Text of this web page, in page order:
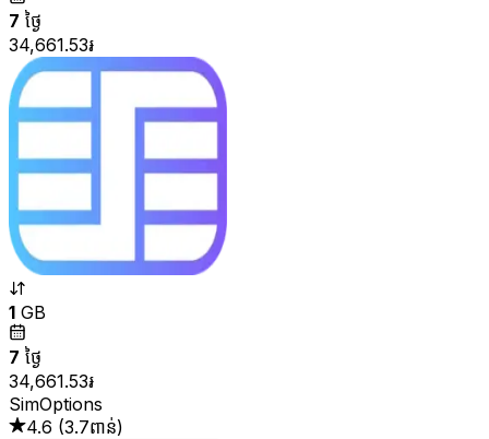
7 ថ្ងៃ
34,661.53៛
1 GB
7 ថ្ងៃ
34,661.53៛
SimOptions
4.6 (3.7ពាន់)